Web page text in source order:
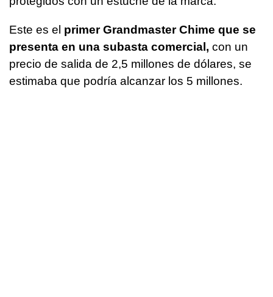
Este es el primer Grandmaster Chime que se
presenta en una subasta comercial, con un
precio de salida de 2,5 millones de dólares, se
estimaba que podría alcanzar los 5 millones.